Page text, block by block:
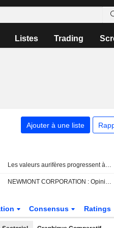
Listes Trading
Ajouter à une liste
Les valeurs aurifères progressent à la Bourse de Sydney dans le sillage des cours de l'or
NEWMONT CORPORATION : Opinion positive de Argus
Consensus Ratings